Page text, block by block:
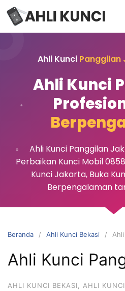
Ahli Kunci
Ahli Kunci
Ahli Kunci Panggilan
Perbaikan Kunci Mobil
Kunci Jakarta, Buka
Berpengalaman
Beranda Ahli Kunci Bekasi
Ahli Kunci
AHLI KUNCI BEKASI AHLI